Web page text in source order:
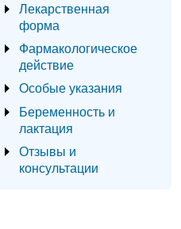
Лекарственная
форма
Фармакологическое
действие
Особые указания
Беременность и
лактация
Отзывы и
консультации